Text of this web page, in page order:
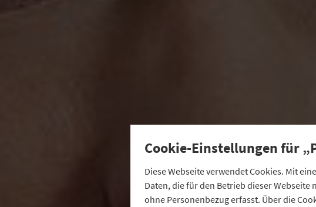
Cookie-Einstellungen für
Diese Webseite verwendet Cookies. Mit
Daten, die für den Betrieb dieser
ohne Personenbezug erfasst. Über die